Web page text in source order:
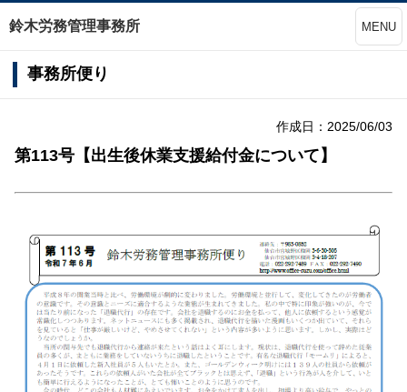
鈴木労務管理事務所 MENU
事務所便り
作成日：2025/06/03
第113号【出生後休業支援給付金について】